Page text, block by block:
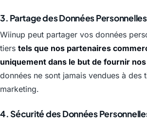
3. Partage des Données Personnelles
Wiinup peut partager vos données
tiers tels que nos partenaires
uniquement dans le but de fournir
données ne sont jamais vendues à des
marketing.
4. Sécurité des Données